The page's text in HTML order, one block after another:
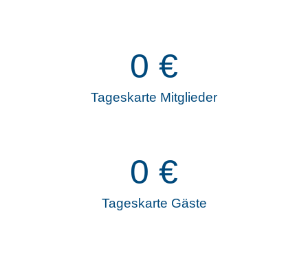
0 €
Tageskarte Mitglieder
0 €
Tageskarte Gäste